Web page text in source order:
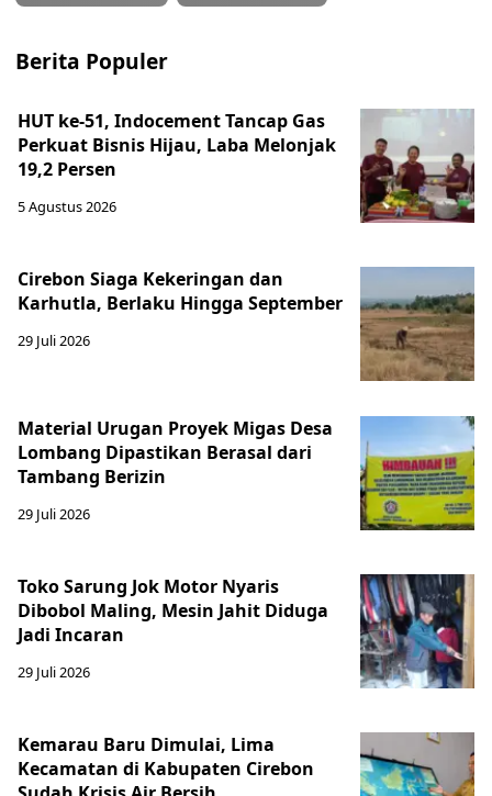
Berita Populer
HUT ke-51, Indocement Tancap Gas
Perkuat Bisnis Hijau, Laba Melonjak
19,2 Persen
5 Agustus 2026
Cirebon Siaga Kekeringan dan
Karhutla, Berlaku Hingga September
29 Juli 2026
Material Urugan Proyek Migas Desa
Lombang Dipastikan Berasal dari
Tambang Berizin
29 Juli 2026
Toko Sarung Jok Motor Nyaris
Dibobol Maling, Mesin Jahit Diduga
Jadi Incaran
29 Juli 2026
Kemarau Baru Dimulai, Lima
Kecamatan di Kabupaten Cirebon